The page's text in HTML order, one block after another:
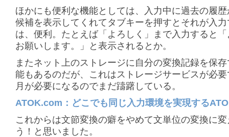
ほかにも便利な機能としては、入力中に過去の履
候補を表示してくれてタブキーを押すとそれが入
は、便利。たとえば「よろしく」まで入力すると
お願いします。」と表示されるとか。
またネット上のストレージに自分の変換記録を保
能もあるのだが、これはストレージサービスが必
月が必要になるのでまだ躊躇している。
ATOK.com：どこでも同じ入力環境を実現する
これからは文節変換の癖をやめて文単位の変換に
う！と思いました。